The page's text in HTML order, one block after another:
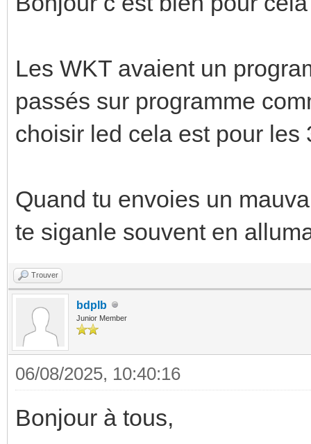
Les WKT avaient un
passés sur programme
choisir led cela est pour les
Quand tu envoies un
te siganle souvent en
Trouver
bdplb
Junior Member
06/08/2025, 10:40:16
Bonjour à tous,